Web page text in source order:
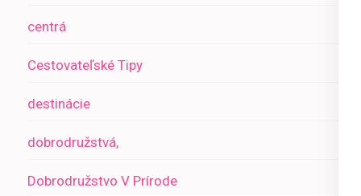
centrá
Cestovateľské Tipy
destinácie
dobrodružstvá,
Dobrodružstvo V Prírode